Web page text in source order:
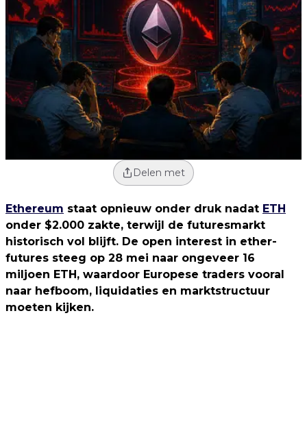
Delen met
Ethereum staat opnieuw onder druk nadat ETH
onder $2.000 zakte, terwijl de futuresmarkt
historisch vol blijft. De open interest in ether-
futures steeg op 28 mei naar ongeveer 16
miljoen ETH, waardoor Europese traders vooral
naar hefboom, liquidaties en marktstructuur
moeten kijken.